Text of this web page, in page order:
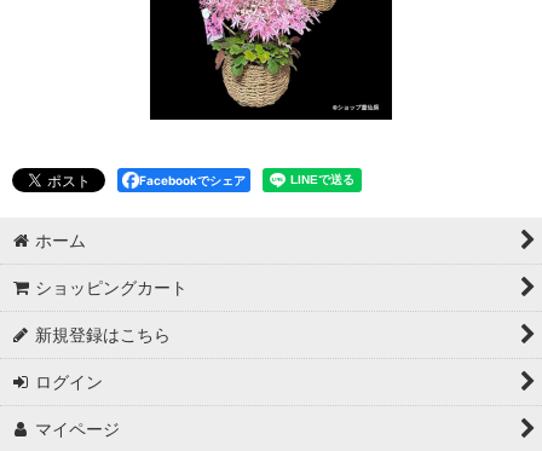
Facebookでシェア
ホーム
ショッピングカート
新規登録はこちら
ログイン
マイページ